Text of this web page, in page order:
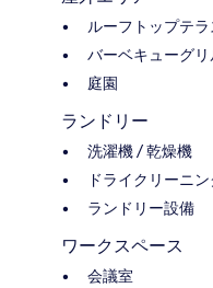
ルーフトップテラ
バーベキューグリ
庭園
ランドリー
洗濯機 / 乾燥機
ドライクリーニ
ランドリー設備
ワークスペース
会議室